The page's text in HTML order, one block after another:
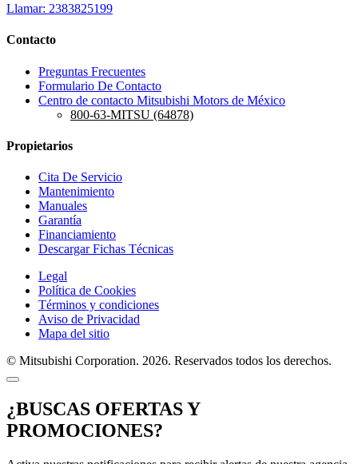
Llamar: 2383825199
Contacto
Preguntas Frecuentes
Formulario De Contacto
Centro de contacto Mitsubishi Motors de México
800-63-MITSU (64878)
Propietarios
Cita De Servicio
Mantenimiento
Manuales
Garantía
Financiamiento
Descargar Fichas Técnicas
Legal
Política de Cookies
Términos y condiciones
Aviso de Privacidad
Mapa del sitio
© Mitsubishi Corporation. 2026. Reservados todos los derechos.
¿BUSCAS OFERTAS Y
PROMOCIONES?